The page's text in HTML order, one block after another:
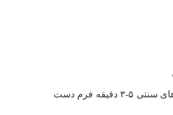
زمان اجرای فرم برای فرم های استاندارد طبق ضوابط از پیش تعیین شده در کتاب داوری و برای فرم های سنتی ۵-۳ دقیقه فرم دست